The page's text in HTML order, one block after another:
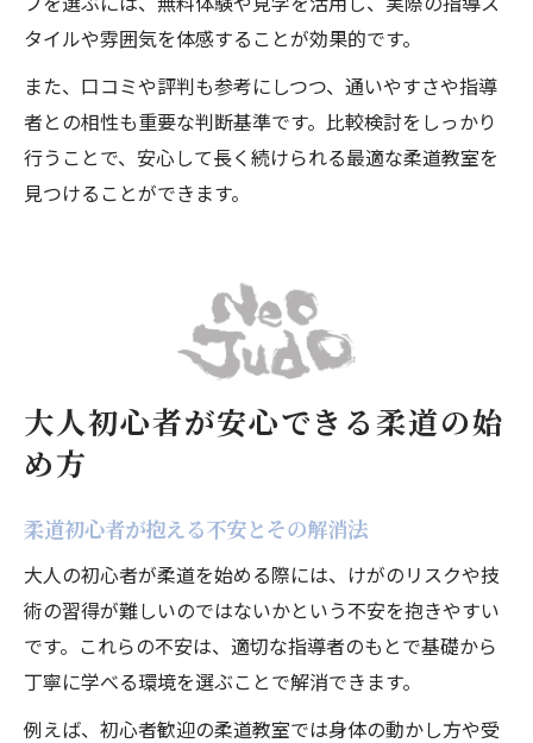
タイルや雰囲気を体感することが効果的です。
また、口コミや評判も参考にしつつ、通いやすさや指導
者との相性も重要な判断基準です。比較検討をしっかり
行うことで、安心して長く続けられる最適な柔道教室を
見つけることができます。
大人初心者が安心できる柔道の始
め方
柔道初心者が抱える不安とその解消法
大人の初心者が柔道を始める際には、けがのリスクや技
術の習得が難しいのではないかという不安を抱きやすい
です。これらの不安は、適切な指導者のもとで基礎から
丁寧に学べる環境を選ぶことで解消できます。
例えば、初心者歓迎の柔道教室では身体の動かし方や受